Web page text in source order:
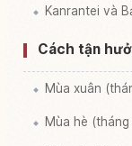
Kanrantei và
Cách tận
Mùa xuân
Mùa hè (tháng